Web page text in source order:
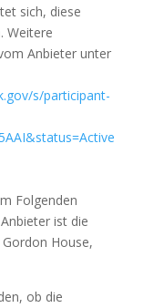
sich, diese
Weitere
Anbieter unter
s/participant-
Folgenden
ist die
House,
ob die